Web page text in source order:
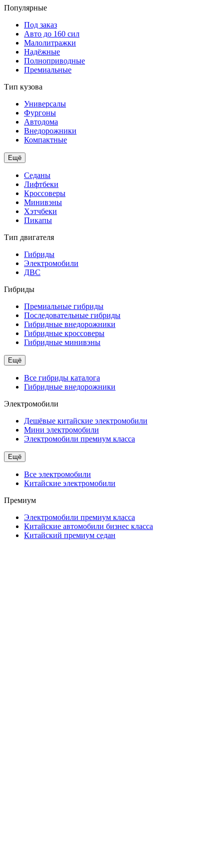
Популярные
Под заказ
Авто до 160 сил
Малолитражки
Надёжные
Полноприводные
Премиальные
Тип кузова
Универсалы
Фургоны
Автодома
Внедорожники
Компактные
Ещё
Седаны
Лифтбеки
Кроссоверы
Минивэны
Хэтчбеки
Пикапы
Тип двигателя
Гибриды
Электромобили
ДВС
Гибриды
Премиальные гибриды
Последовательные гибриды
Гибридные внедорожники
Гибридные кроссоверы
Гибридные минивэны
Ещё
Все гибриды каталога
Гибридные внедорожники
Электромобили
Дешёвые китайские электромобили
Мини электромобили
Электромобили премиум класса
Ещё
Все электромобили
Китайские электромобили
Премиум
Электромобили премиум класса
Китайские автомобили бизнес класса
Китайский премиум седан